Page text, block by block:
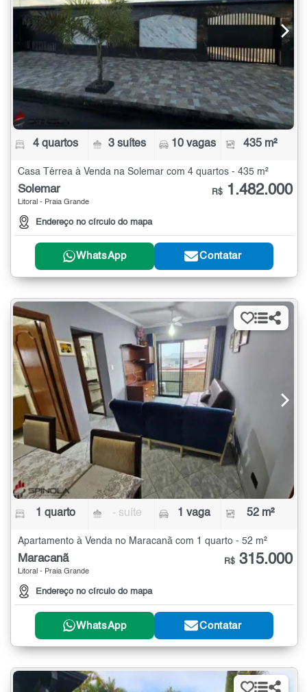
4 quartos 3 suítes 10 vagas 435 m²
Casa Térrea à Venda na Solemar com 4 quartos - 435 m²
Solemar
Litoral - Praia Grande
Endereço no círculo do mapa
R$ 1.482.000
WhatsApp Contatar
1 quarto - suíte 1 vaga 52 m²
Apartamento à Venda no Maracanã com 1 quarto - 52 m²
Maracanã
Litoral - Praia Grande
Endereço no círculo do mapa
R$ 315.000
WhatsApp Contatar